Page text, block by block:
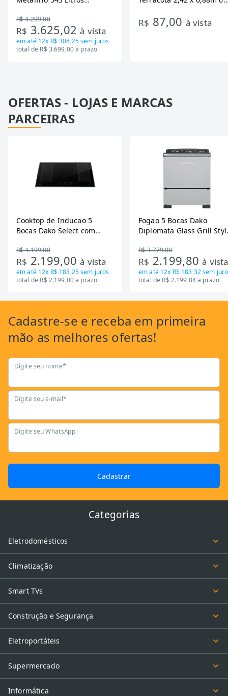
Tecnologia Inverter, Branco,
Bivolt
R$ 4.299,00
R$ 3.625,02à vista
em até 12x R$ 308,25sem juros
total de R$ 3.699,00 a prazo
R$ 87,00 à vista
OFERTAS - LOJAS E MARCAS
PARCEIRAS
Cooktop de Inducao 5
Bocas Dako Select com
R$ 4.199,00
R$ 2.199,00à vista
em até 12x R$ 183,25sem juros
total de R$ 2.199,00 a prazo
Fogao 5 Bocas Dako
Diplomata Glass Grill
R$ 3.779,00
R$ 2.199,80à
em até 12x R$ 183,32sem
total de R$ 2.199,84 a prazo
Cadastre-se e receba em primeira
mão as melhores ofertas!
Digite seu nome*
Digite seu e-mail*
Digite seu WhatsApp
Cadastrar
Categorias
Eletrodomésticos
Climatização
Smart TVs
Construção e Segurança
Eletroportáteis
Supermercado
Informática